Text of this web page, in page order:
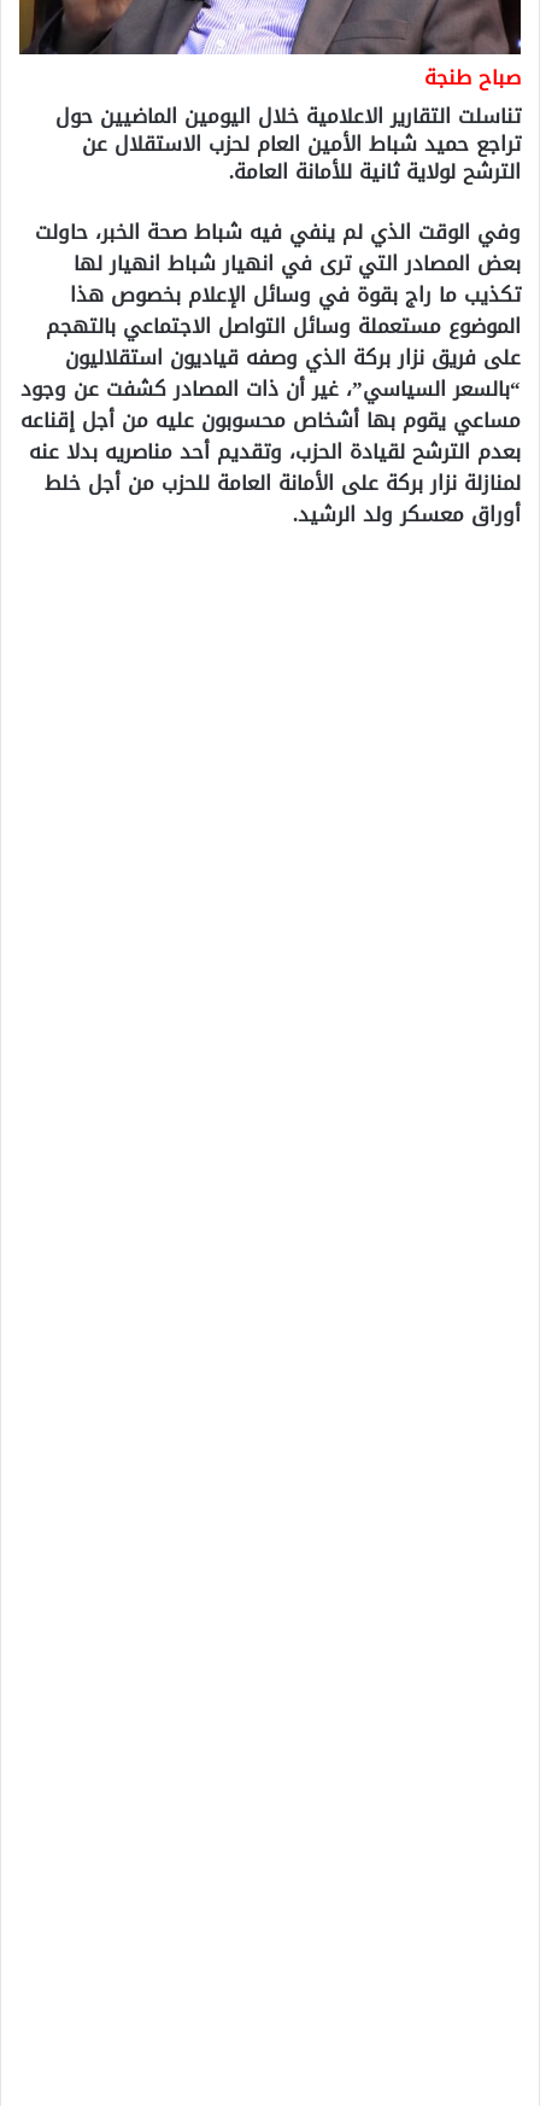
صباح طنجة
تناسلت التقارير الاعلامية خلال اليومين الماضيين حول
تراجع حميد شباط الأمين العام لحزب الاستقلال عن
الترشح لولاية ثانية للأمانة العامة.
وفي الوقت الذي لم ينفي فيه شباط صحة الخبر، حاولت
بعض المصادر التي ترى في انهيار شباط انهيار لها
تكذيب ما راج بقوة في وسائل الإعلام بخصوص هذا
الموضوع مستعملة وسائل التواصل الاجتماعي بالتهجم
على فريق نزار بركة الذي وصفه قياديون استقلاليون
“بالسعر السياسي”، غير أن ذات المصادر كشفت عن وجود
مساعي يقوم بها أشخاص محسوبون عليه من أجل إقناعه
بعدم الترشح لقيادة الحزب، وتقديم أحد مناصريه بدلا عنه
لمنازلة نزار بركة على الأمانة العامة للحزب من أجل خلط
أوراق معسكر ولد الرشيد.